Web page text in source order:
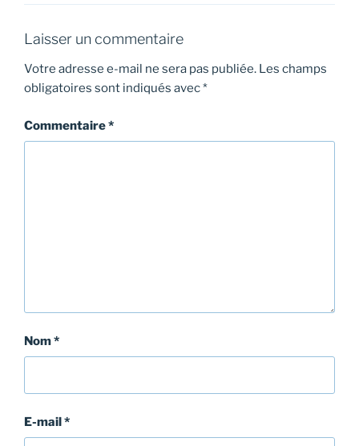
Laisser un commentaire
Votre adresse e-mail ne sera pas publiée. Les champs
obligatoires sont indiqués avec*
Commentaire*
Nom*
E-mail*